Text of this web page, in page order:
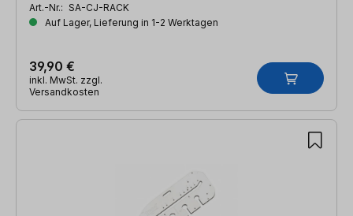
Art.-Nr.: SA-CJ-RACK
Auf Lager, Lieferung in 1-2 Werktagen
39,90 €
inkl. MwSt. zzgl.
Versandkosten